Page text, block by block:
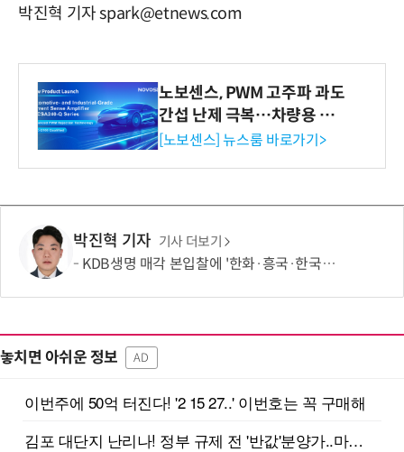
박진혁 기자 spark@etnews.com
노보센스, PWM 고주파 과도
간섭 난제 극복…차량용 전
류 감지 증폭기
[노보센스] 뉴스룸 바로가기>
박진혁 기자 기사 더보기
KDB생명 매각 본입찰에 '한화·흥국·한국금융' 참여
놓치면 아쉬운 정보 AD